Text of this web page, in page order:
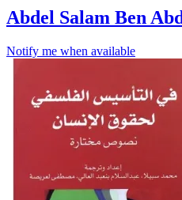
Abdel Salam Ben
Notify me when available